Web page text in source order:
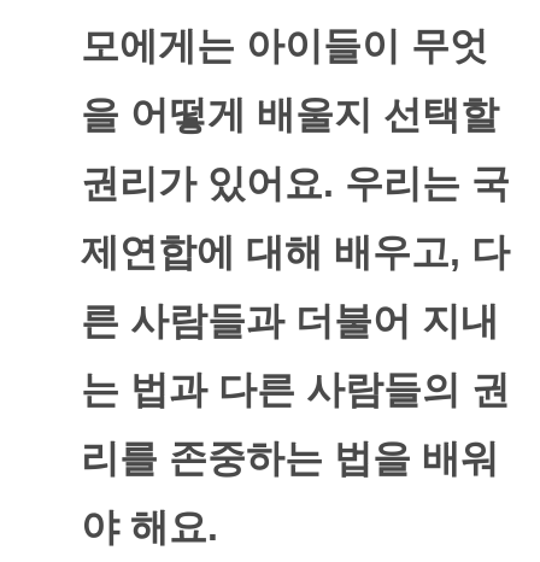
모에게는 아이들이 무엇
을 어떻게 배울지 선택할
권리가 있어요. 우리는 국
제연합에 대해 배우고, 다
른 사람들과 더불어 지내
는 법과 다른 사람들의 권
리를 존중하는 법을 배워
야 해요.